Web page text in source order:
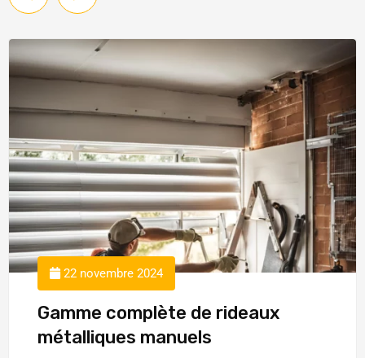
22 novembre 2024
Gamme complète de rideaux
métalliques manuels